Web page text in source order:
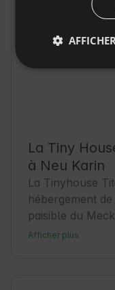
La Tiny
à Neu Karin
La Tinyhouse
hébergement
paisible du
occidentale.
Afficher plus